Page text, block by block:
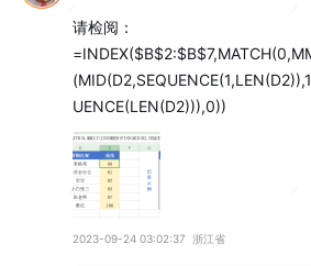
请检阅：
UENCE(LEN(D2))),0))
2023-09-24 03:02:37 浙江省